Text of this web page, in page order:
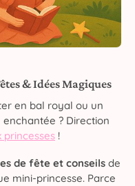
& Idées Magiques
en bal royal ou un
? Direction
princesses !
de fête et conseils de
mini-princesse. Parce